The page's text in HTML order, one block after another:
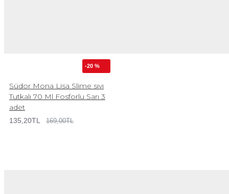
-20 %
Südor Mona Lisa Slime sıvı
Tutkalı 70 Ml Fosforlu Sarı 3
adet
135,20TL 169,00TL